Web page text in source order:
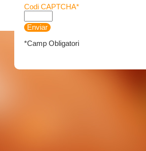
Codi CAPTCHA*
*Camp Obligatori